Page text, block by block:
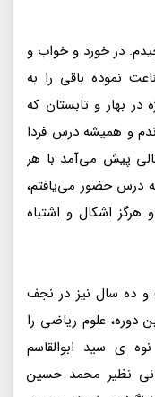
در خورد و خواب و
نموده باقی را به
در بهار و تابستان که
و همیشه درس فردا
پیش می‌آمد با هر
درس حضور می‌یافتم،
هرگز اشکال و اشتباه
ده سال نیز در نجف
علوم ریاضی را
ی سید ابوالقاسم
نظیر محمد حسین